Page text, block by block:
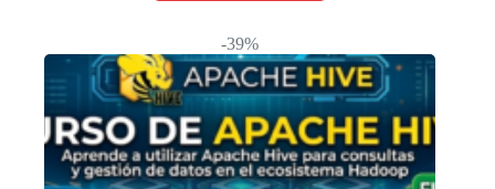
-39%